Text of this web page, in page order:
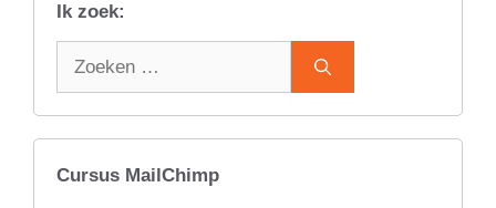
Ik zoek:
Cursus MailChimp